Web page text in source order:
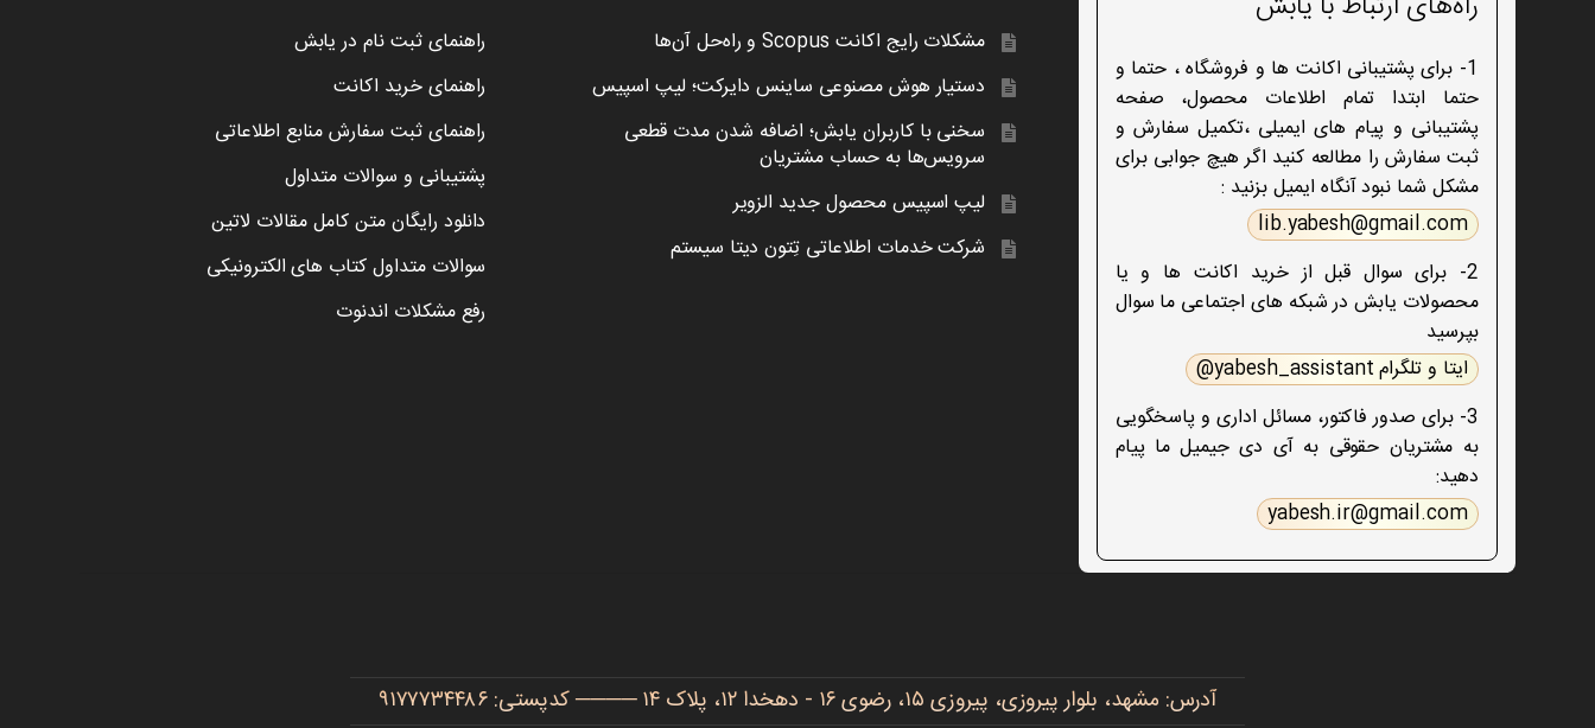
1- برای پشتیبانی اکانت ها و فروشگاه ، حتما و
حتما ابتدا تمام اطلاعات محصول، صفحه
پشتیبانی و پیام های ایمیلی ،تکمیل سفارش و
ثبت سفارش را مطالعه کنید اگر هیچ جوابی برای
مشکل شما نبود آنگاه ایمیل بزنید :
lib.yabesh@gmail.com
2- برای سوال قبل از خرید اکانت ها و یا
محصولات یابش در شبکه های اجتماعی ما سوال
بپرسید
ایتا و تلگرام yabesh_assistant@
3- برای صدور فاکتور، مسائل اداری و پاسخگویی
به مشتریان حقوقی به آی دی جیمیل ما پیام
دهید:
yabesh.ir@gmail.com
مشکلات رایج اکانت Scopus و راه‌حل آن‌ها
دستیار هوش مصنوعی ساینس دایرکت؛ لیپ اسپیس
سخنی با کاربران یابش؛ اضافه شدن مدت قطعی
سرویس‌ها به حساب مشتریان
لیپ اسپیس محصول جدید الزویر
شرکت خدمات اطلاعاتی تِتون دیتا سیستم
راهنمای ثبت نام در یابش
راهنمای خرید اکانت
راهنمای ثبت سفارش منابع اطلاعاتی
پشتیبانی و سوالات متداول
دانلود رایگان متن کامل مقالات لاتین
سوالات متداول کتاب های الکترونیکی
رفع مشکلات اندنوت
آدرس: مشهد، بلوار پیروزی، پیروزی ۱۵، رضوی ۱۶ - دهخدا ۱۲، پلاک ۱۴ ──── کدپستی: ۹۱۷۷۷۳۴۴۸۶